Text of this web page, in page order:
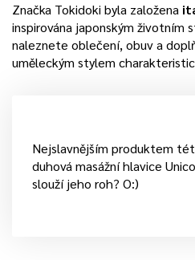
Značka Tokidoki byla založena
inspirována japonským životním
naleznete oblečení, obuv a
uměleckým stylem
Nejslavnějším produktem
duhová masážní hlavice
slouží jeho roh? O:)